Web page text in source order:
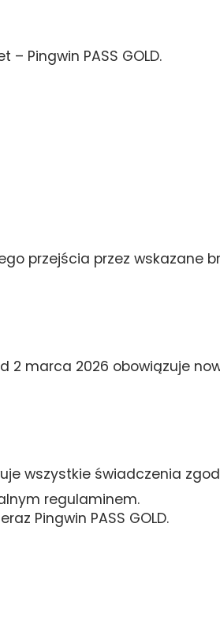
Pingwin PASS GOLD.
przejścia przez wskazane
2 marca 2026 obowiązuje
wszystkie świadczenia
regulaminem.
Pingwin PASS GOLD.